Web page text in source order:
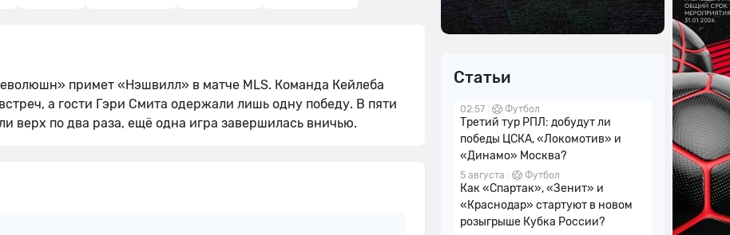
примет «Нэшвилл» в матче MLS. Команда Кейлеба
а гости Гэри Смита одержали лишь одну победу. В пяти
верх по два раза, ещё одна игра завершилась вничью.
Статьи
02:57 Футбол
Третий тур РПЛ: добудут ли
победы ЦСКА, «Локомотив» и
«Динамо» Москва?
5 августа Футбол
Как «Спартак», «Зенит» и
«Краснодар» стартуют в новом
розыгрыше Кубка России?